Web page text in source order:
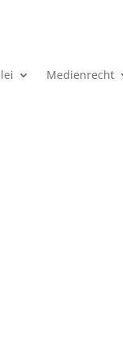
Medienrecht